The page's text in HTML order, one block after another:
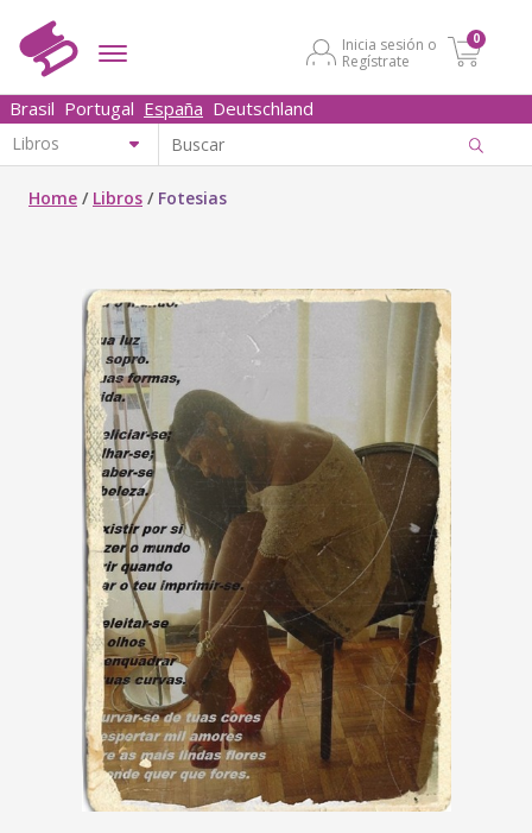
Inicia sesión o
Regístrate
0
Brasil Portugal España Deutschland
Home / Libros / Fotesias